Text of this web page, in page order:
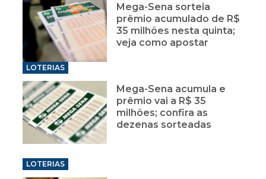
Mega-Sena sorteia
prêmio acumulado de R$
35 milhões nesta quinta;
veja como apostar
LOTERIAS
Mega-Sena acumula e
prêmio vai a R$ 35
milhões; confira as
dezenas sorteadas
LOTERIAS